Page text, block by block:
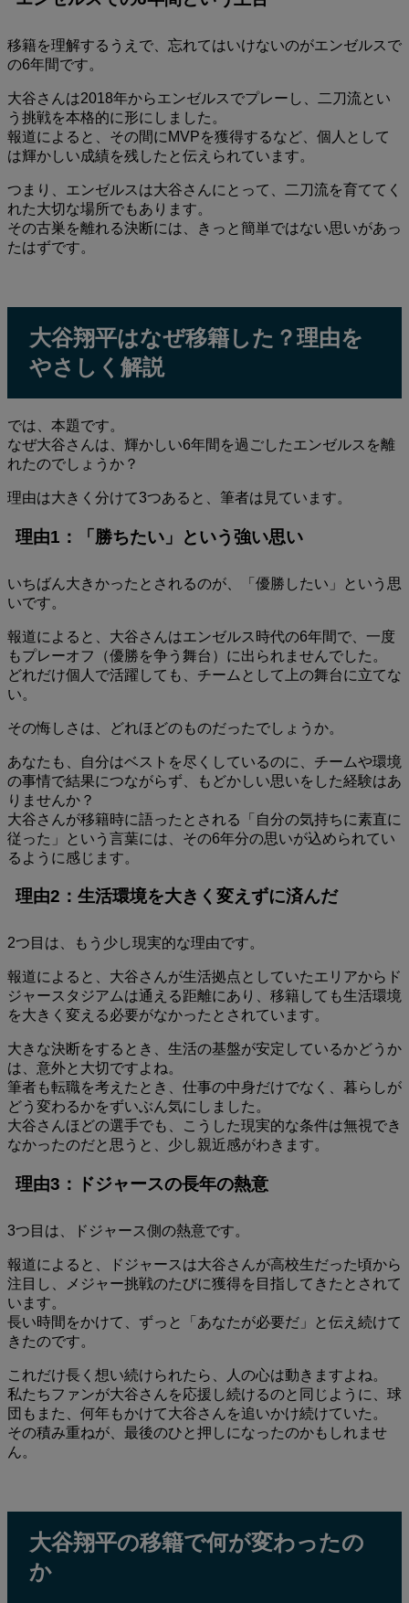
移籍を理解するうえで、忘れてはいけないのがエンゼルスで
の6年間です。
大谷さんは2018年からエンゼルスでプレーし、二刀流とい
う挑戦を本格的に形にしました。
報道によると、その間にMVPを獲得するなど、個人として
は輝かしい成績を残したと伝えられています。
つまり、エンゼルスは大谷さんにとって、二刀流を育ててく
れた大切な場所でもあります。
その古巣を離れる決断には、きっと簡単ではない思いがあっ
たはずです。
大谷翔平はなぜ移籍した？理由を
やさしく解説
では、本題です。
なぜ大谷さんは、輝かしい6年間を過ごしたエンゼルスを離
れたのでしょうか？
理由は大きく分けて3つあると、筆者は見ています。
理由1：「勝ちたい」という強い思い
いちばん大きかったとされるのが、「優勝したい」という思
いです。
報道によると、大谷さんはエンゼルス時代の6年間で、一度
もプレーオフ（優勝を争う舞台）に出られませんでした。
どれだけ個人で活躍しても、チームとして上の舞台に立てな
い。
その悔しさは、どれほどのものだったでしょうか。
あなたも、自分はベストを尽くしているのに、チームや環境
の事情で結果につながらず、もどかしい思いをした経験はあ
りませんか？
大谷さんが移籍時に語ったとされる「自分の気持ちに素直に
従った」という言葉には、その6年分の思いが込められてい
るように感じます。
理由2：生活環境を大きく変えずに済んだ
2つ目は、もう少し現実的な理由です。
報道によると、大谷さんが生活拠点としていたエリアからド
ジャースタジアムは通える距離にあり、移籍しても生活環境
を大きく変える必要がなかったとされています。
大きな決断をするとき、生活の基盤が安定しているかどうか
は、意外と大切ですよね。
筆者も転職を考えたとき、仕事の中身だけでなく、暮らしが
どう変わるかをずいぶん気にしました。
大谷さんほどの選手でも、こうした現実的な条件は無視でき
なかったのだと思うと、少し親近感がわきます。
理由3：ドジャースの長年の熱意
3つ目は、ドジャース側の熱意です。
報道によると、ドジャースは大谷さんが高校生だった頃から
注目し、メジャー挑戦のたびに獲得を目指してきたとされて
います。
長い時間をかけて、ずっと「あなたが必要だ」と伝え続けて
きたのです。
これだけ長く想い続けられたら、人の心は動きますよね。
私たちファンが大谷さんを応援し続けるのと同じように、球
団もまた、何年もかけて大谷さんを追いかけ続けていた。
その積み重ねが、最後のひと押しになったのかもしれませ
ん。
大谷翔平の移籍で何が変わったの
か